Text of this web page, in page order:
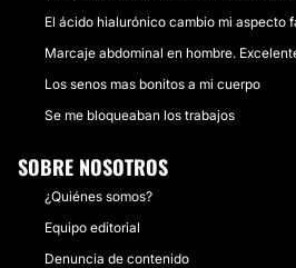
El ácido hialurónico cambio mi aspecto
Marcaje abdominal en hombre.
Los senos mas bonitos a mi cuerpo
Se me bloqueaban los trabajos
SOBRE NOSOTROS
¿Quiénes somos?
Equipo editorial
Denuncia de contenido